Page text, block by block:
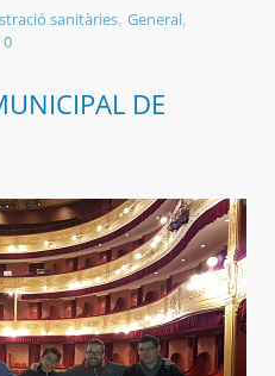
sanitàries,General,
0
DE